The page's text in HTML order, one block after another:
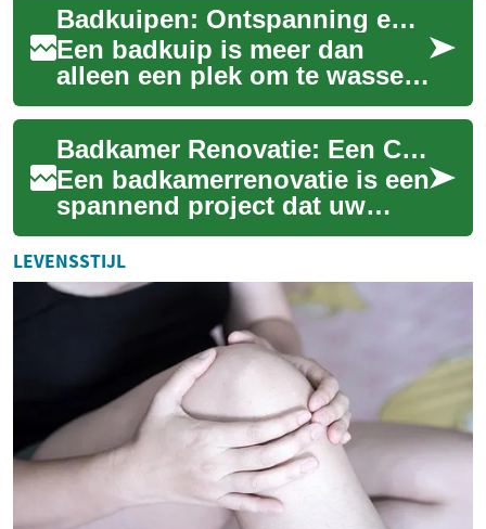
uw huis kan v...
Badkuipen: Ontspanning en Stijl in Uw Badkamer
Een badkuip is meer dan
alleen een plek om te wassen;
het is een essentieel
onderdeel van uw badkamer
dat comfort, on...
Badkamer Renovatie: Een Complete Gids voor een Succesvol Project
Een badkamerrenovatie is een
spannend project dat uw
dagelijkse routine kan
transformeren en de waarde
van uw huis ka...
LEVENSSTIJL